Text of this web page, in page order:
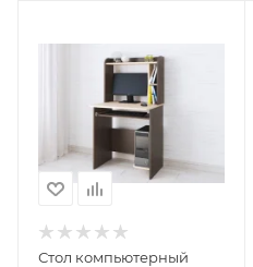
Стол компьютерный